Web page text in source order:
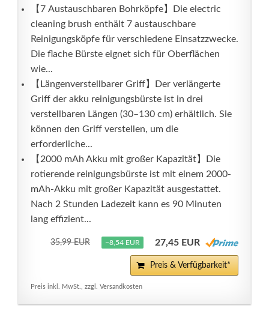
【7 Austauschbaren Bohrköpfe】Die electric
cleaning brush enthält 7 austauschbare
Reinigungsköpfe für verschiedene Einsatzzwecke.
Die flache Bürste eignet sich für Oberflächen
wie...
【Längenverstellbarer Griff】Der verlängerte
Griff der akku reinigungsbürste ist in drei
verstellbaren Längen (30–130 cm) erhältlich. Sie
können den Griff verstellen, um die
erforderliche...
【2000 mAh Akku mit großer Kapazität】Die
rotierende reinigungsbürste ist mit einem 2000-
mAh-Akku mit großer Kapazität ausgestattet.
Nach 2 Stunden Ladezeit kann es 90 Minuten
lang effizient...
35,99 EUR −8,54 EUR 27,45 EUR
Preis & Verfügbarkeit*
Preis inkl. MwSt., zzgl. Versandkosten